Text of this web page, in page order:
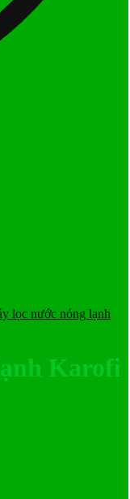
lọc nước nóng lạnh
Karofi